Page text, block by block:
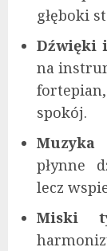
głęboki
Dźwięki
na
spokój.
Muzyka
płynne
lecz
Miski